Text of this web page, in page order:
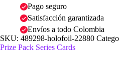
Pago seguro
Satisfacción garantizada
Envíos a todo Colombia
SKU: 489298-holofoil-22880
Prize Pack Series Cards